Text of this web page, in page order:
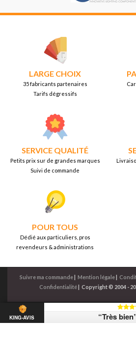
LARGE CHOIX
35 fabricants partenaires
Tarifs dégressifs
SERVICE QUALITÉ
Petits prix sur de grandes marques
Suivi de commande
POUR TOUS
Dédié aux particuliers, pros
revendeurs & administrations
Suivre ma commande| Mention légale|
Confidentialité| Copyright © 2004 -
KING-AVIS “Très